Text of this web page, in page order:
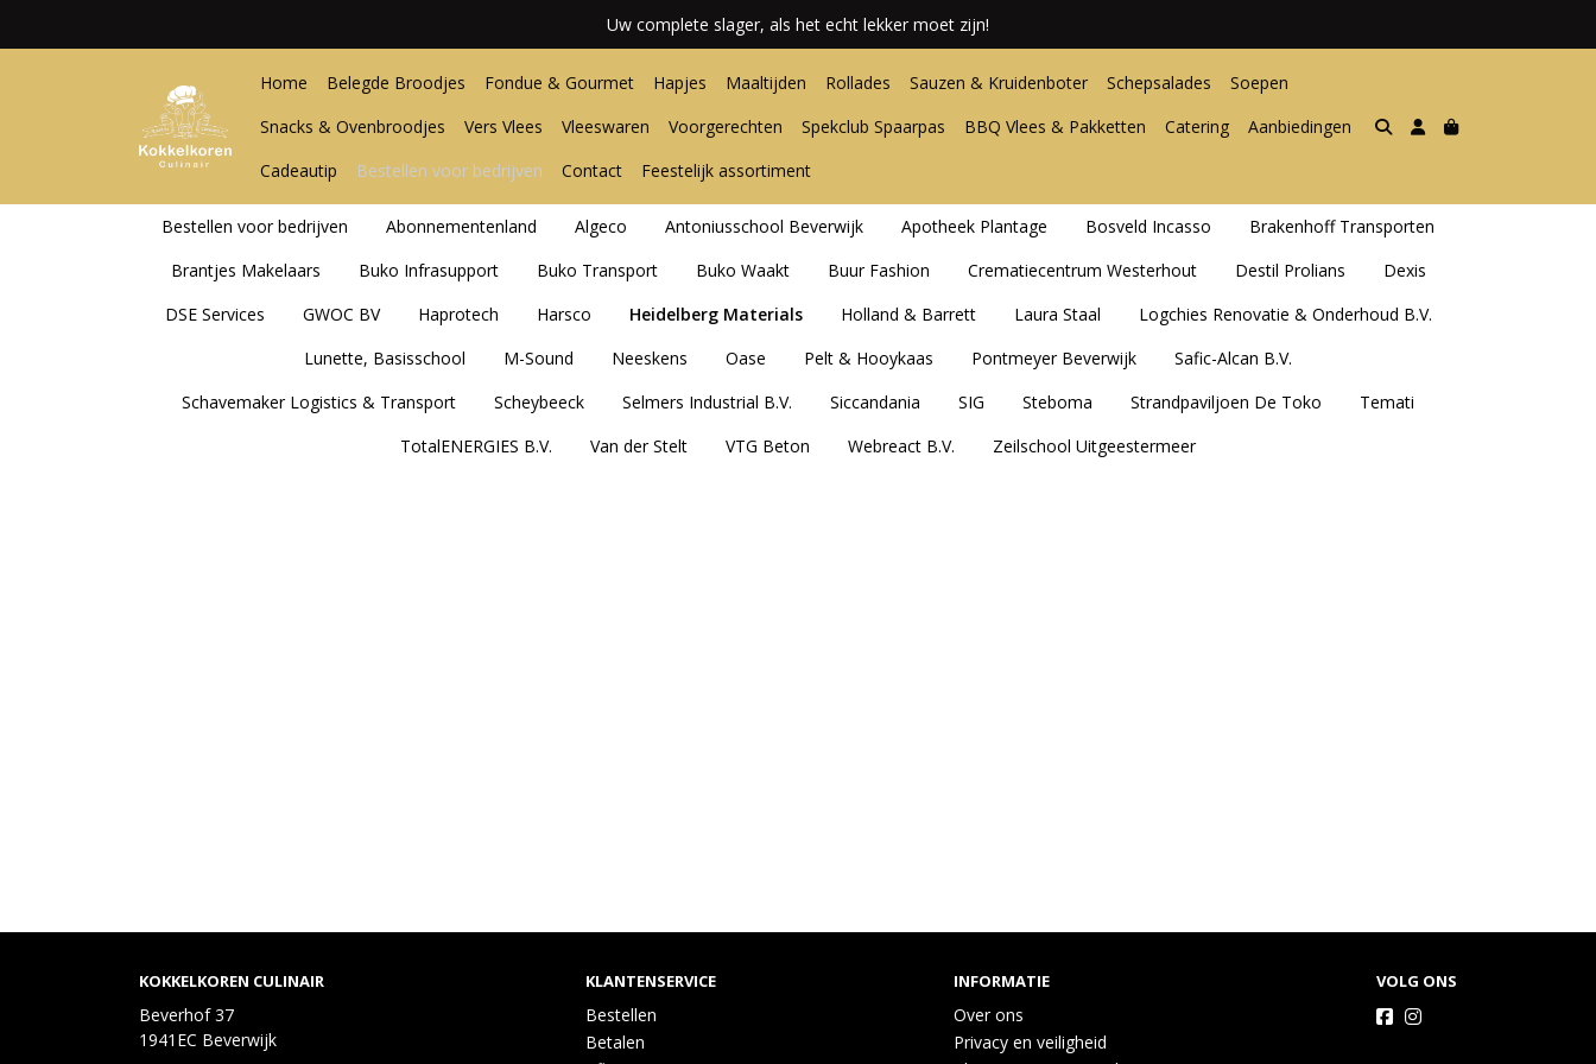
Uw complete slager, als het echt lekker moet zijn!
Home Belegde Broodjes Fondue & Gourmet Hapjes Maaltijden Rollades Sauzen & Kruidenboter Schepsalades
Soepen
Snacks & Ovenbroodjes
Vers Vlees Vleeswaren Voorgerechten Spekclub Spaarpas BBQ Vlees & Pakketten Catering
Aanbiedingen
Cadeautip
Bestellen voor bedrijven Contact Feestelijk assortiment
Bestellen voor bedrijven Abonnementenland Algeco Antoniusschool Beverwijk Apotheek Plantage Bosveld Incasso
Brakenhoff Transporten
Brantjes Makelaars
Buko Infrasupport Buko Transport Buko Waakt Buur Fashion Crematiecentrum Westerhout Destil Prolians
Dexis
DSE Services
GWOC BV Haprotech Harsco Heidelberg Materials Holland & Barrett Laura Staal
Logchies Renovatie & Onderhoud B.V.
Lunette, Basisschool
M-Sound Neeskens Oase Pelt & Hooykaas Pontmeyer Beverwijk
Safic-Alcan B.V.
Schavemaker Logistics & Transport
Scheybeeck Selmers Industrial B.V. Siccandania SIG Steboma Strandpaviljoen De Toko
Temati
TotalENERGIES B.V.
Van der Stelt VTG Beton Webreact B.V. Zeilschool Uitgeestermeer
KOKKELKOREN CULINAIR
Beverhof 37
1941EC Beverwijk
KLANTENSERVICE
Bestellen
Betalen
INFORMATIE
Over ons
Privacy en veiligheid
VOLG ONS